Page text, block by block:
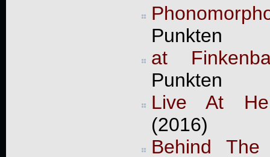
Punkten
at
Punkten
Live At
(2016)
Behind The